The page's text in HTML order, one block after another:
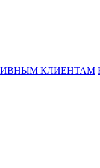
КЛИЕНТАМ